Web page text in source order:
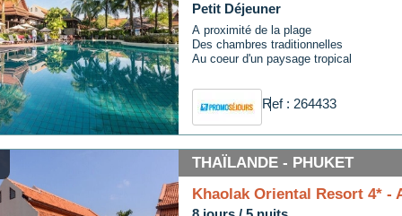
Petit Déjeuner
A proximité de la plage
Des chambres traditionnelles
Au coeur d'un paysage tropical
Ref : 264433
THAÏLANDE - PHUKET
Khaolak Oriental Resort 4* -